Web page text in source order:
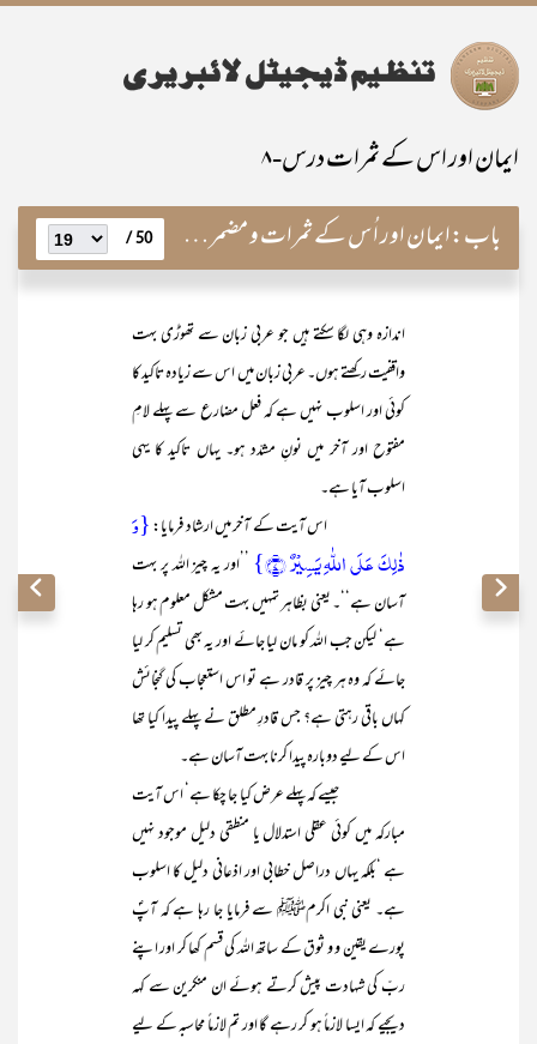
ایمان اور اس کے ثمرات درس-۸
باب:ایمان اور اُس کے ثمرات و مضمرات 50 /
اندازہ وہی لگا سکتے ہیں جو عربی زبان سے تھوڑی بہت
واقفیت رکھتے ہوں۔ عربی زبان میں اس سے زیادہ تاکید کا
کوئی اور اسلوب نہیں ہے کہ فعل مضارع سے پہلے لامِ
مفتوح اور آخر میں نونِ مشدّد ہو۔ یہاں تاکید کا یہی
اسلوب آیا ہے۔
اس آیت کے آخر میں ارشاد فرمایا:{وَ
ذٰلِکَ عَلَی اللّٰہِ یَسِیۡرٌ ﴿۷﴾}
’’اور یہ چیز اللہ پر بہت
آسان ہے‘‘۔ یعنی بظاہر تمہیں بہت مشکل معلوم ہو رہا
ہے‘ لیکن جب اللہ کو مان لیا جائے اور یہ بھی تسلیم کر لیا
جائے کہ وہ ہر چیز پر قادر ہے تو اس استعجاب کی گنجائش
کہاں باقی رہتی ہے؟ جس قادرِ مطلق نے پہلے پیدا کیا تھا
اس کے لیے دوبارہ پیدا کرنا بہت آسان ہے۔
جیسے کہ پہلے عرض کیا جا چکا ہے‘ اس آیت
مبارکہ میں کوئی عقلی استدلال یا منطقی دلیل موجود نہیں
ہے ‘بلکہ یہاں دراصل خطابی اور اذعانی دلیل کا اسلوب
ہے۔ یعنی نبی اکرمﷺ سے فرمایا جا رہا ہے کہ آپؐ
پورے یقین و و ثوق کے ساتھ اللہ کی قسم کھا کر اور اپنے
ربّ کی شہادت پیش کرتے ہوئے ان منکرین سے کہہ
دیجیے کہ ایسا لازماً ہو کر رہے گا اور تم لازماً محاسبہ کے لیے